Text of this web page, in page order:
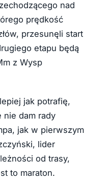
nad
prędkość
przesunęli start
etapu będą
z Wysp
jak potrafię,
nie dam rady
jak w pierwszym
lider
od trasy,
to maraton.